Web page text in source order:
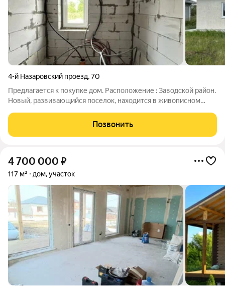
4-й Назаровский проезд,70
Предлагается к покупке дом. Расположение : Заводской район.
Новый, развивающийся поселок, находится в живописном
детского сада и школы. Дом: общей площадью 89.1 м. кв. в
собственности, в доме три
Позвонить
4 700 000 ₽
117 м² дом, участок